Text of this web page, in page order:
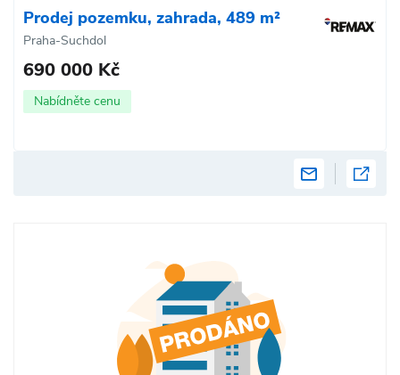
Prodej pozemku, zahrada, 489 m²
Praha-Suchdol
690 000 Kč
Nabídněte cenu